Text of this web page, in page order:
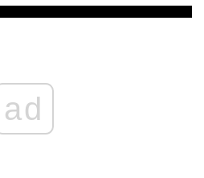
ad